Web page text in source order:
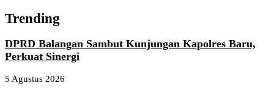
Trending
DPRD Balangan Sambut Kunjungan Kapolres Baru,
Perkuat Sinergi
5 Agustus 2026